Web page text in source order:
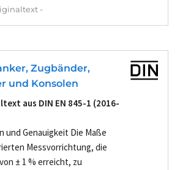
-
Zugbänder,
und Konsolen
aus DIN EN 845-1 (2016-
und Genauigkeit Die Maße
Messvorrichtung, die
± 1 % erreicht, zu